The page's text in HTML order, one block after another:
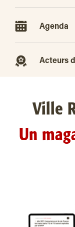
Agenda
Acteurs
Ville
Un